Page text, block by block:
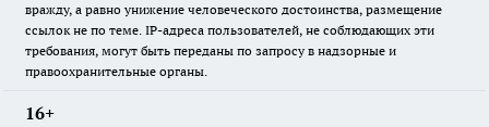
вражду, а равно унижение человеческого достоинства, размещение
ссылок не по теме. IP-адреса пользователей, не соблюдающих эти
требования, могут быть переданы по запросу в надзорные и
правоохранительные органы.
16+